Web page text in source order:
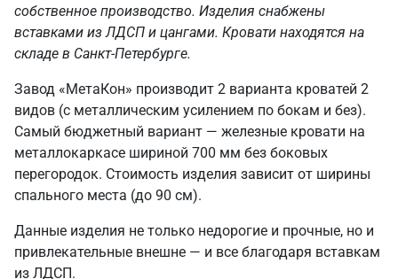
собственное производство. Изделия снабжены
вставками из ЛДСП и цангами. Кровати находятся на
складе в Санкт-Петербурге.
Завод «МетаКон» производит 2 варианта кроватей 2
видов (с металлическим усилением по бокам и без).
Самый бюджетный вариант — железные кровати на
металлокаркасе шириной 700 мм без боковых
перегородок. Стоимость изделия зависит от ширины
спального места (до 90 см).
Данные изделия не только недорогие и прочные, но и
привлекательные внешне — и все благодаря вставкам
из ЛДСП.